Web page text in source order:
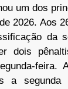
um dos
2026. Aos
da
dois
feira.
a